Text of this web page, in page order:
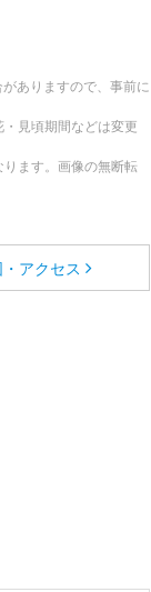
ありますので、事前に
見頃期間などは変更
ます。画像の無断転
アクセス